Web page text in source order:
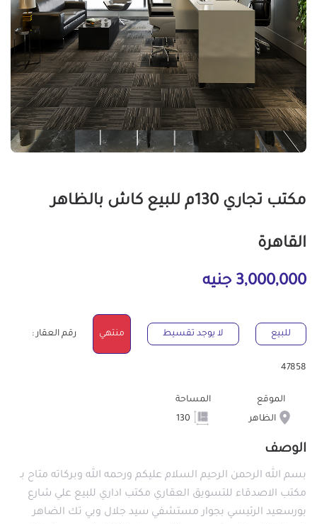
مكتب تجاري 130م للبيع كاش بالظاهر
القاهرة
3,000,000 جنيه
للبيع لا يوجد تقسيط منتهي رقم العقار :
47858
الموقع
الظاهر
المساحة
الوصف
بسم الله الرحمن الرحيم السلام عليكم ورحمه الله وبركاته متاح بـ
مكتب الاصدقاء للتسويق العقاري مكتب اداري للبيع علي شارع
بورسعيد الرئيسي بجوار مستشفي سيد جلال وبي تك الضاهر